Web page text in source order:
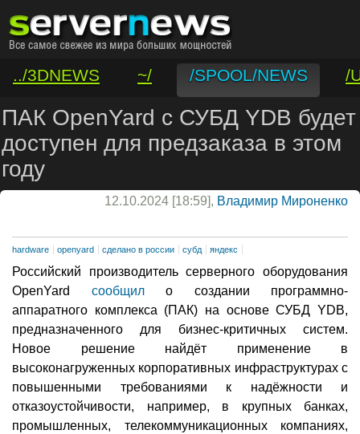
../3DNEWS ~/ /SPOOL/NEWS
/
/VAR/CONTACT
ПАК OpenYard с СУБД YDB будет
доступен для предзаказа в этом
году
12.10.2024 [18:59], Владимир Мироненко
hardware openyard сделано в россии субд яндекс
Российский производитель серверного оборудования
OpenYard сообщило создании программно-
аппаратного комплекса (ПАК) на основе СУБД YDB,
предназначенного для бизнес-критичных систем.
Новое решение найдёт применение в
высоконагруженных корпоративных инфраструктурах с
повышенными требованиями к надёжности и
отказоустойчивости, например, в крупных банках,
промышленных, телекоммуникационных компаниях,